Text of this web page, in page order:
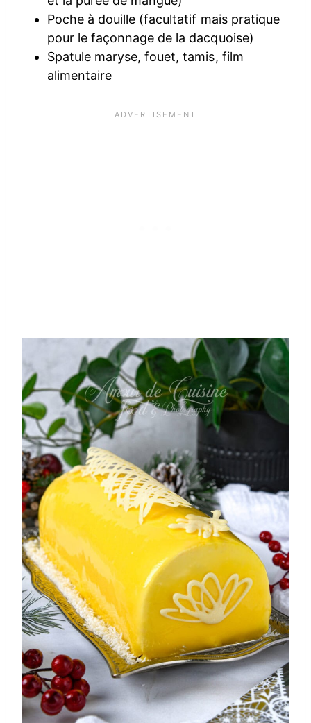
Poche à douille (facultatif mais pratique
pour le façonnage de la dacquoise)
Spatule maryse, fouet, tamis, film
alimentaire